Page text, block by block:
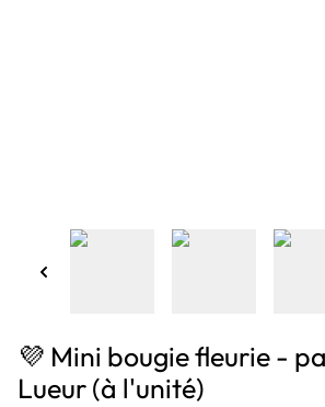
💜 Mini bougie fleurie -
Lueur (à l'unité)